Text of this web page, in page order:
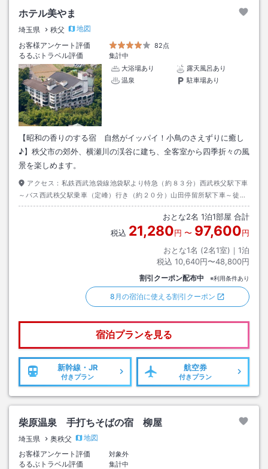
ホテル美やま
埼玉県 秩父
地図
お客様アンケート評価
82点
るるぶトラベル評価
集計中
大浴場あり
露天風呂あり
温泉
駐車場あり
【昭和の香りのする宿 自然がイッパイ！小鳥のさえずりに癒し
♪】秩父市の郊外、横瀬川の渓谷に建ち、全客室から四季折々の風
景を楽しめます。
アクセス： 私鉄西武池袋線池袋駅より特急（約８３分）西武秩父駅下車
～バス西武秩父駅乗車（定峰）行き（約２０分）山田停留所駅下車～徒歩
（約５分）
おとな2名 1泊1部屋 合計
税込 21,280円 〜 97,600円
おとな1名 (2名1室)｜ 1泊
税込 10,640円〜48,800円
割引クーポン配布中 ※利用条件あり
8月の宿泊に使える割引クーポン
宿泊プランを見る
新幹線・JR
付きプラン
航空券
付きプラン
柴原温泉 手打ちそばの宿 柳屋
埼玉県 奥秩父
地図
お客様アンケート評価
対象外
るるぶトラベル評価
集計中